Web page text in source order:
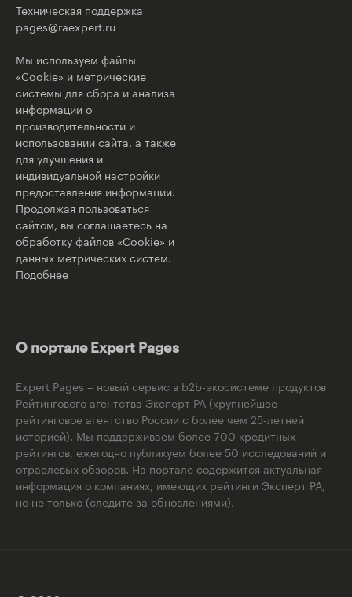
Техническая поддержка
pages@raexpert.ru
Мы используем файлы
«Cookie» и метрические
системы для сбора и анализа
информации о
производительности и
использовании сайта, а также
для улучшения и
индивидуальной настройки
предоставления информации.
Продолжая пользоваться
сайтом, вы соглашаетесь на
обработку файлов «Cookie» и
данных метрических систем.
Подобнее
О портале Expert Pages
Expert Pages – новый сервис в b2b-экосистеме продуктов
Рейтингового агентства Эксперт РА (крупнейшее
рейтинговое агентство России с более чем 25-летней
историей). Мы поддерживаем более 700 кредитных
рейтингов, ежегодно публикуем более 50 исследований и
отраслевых обзоров. На портале содержится актуальная
информация о компаниях, имеющих рейтинги Эксперт РА,
но не только (следите за обновлениями).